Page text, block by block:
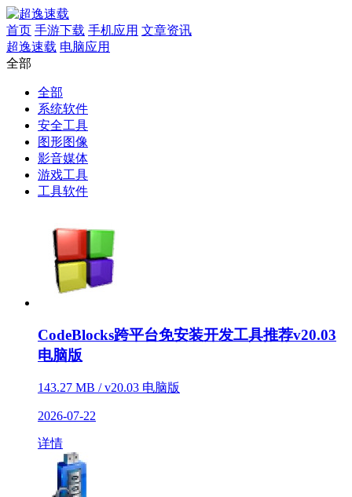
首页 手游下载 手机应用 文章资讯
超逸速载 电脑应用
全部
全部
系统软件
安全工具
图形图像
影音媒体
游戏工具
工具软件
CodeBlocks跨平台免安装开发工具推荐v20.03
电脑版
143.27 MB / v20.03 电脑版
2026-07-22
详情